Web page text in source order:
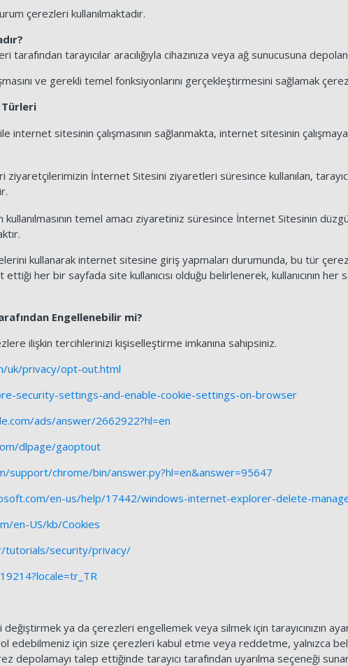
çerezleri kullanılmaktadır.
tarayıcılar aracılığıyla cihazınıza veya ağ sunucusuna
ve gerekli temel fonksiyonlarını gerçekleştirmesini sağlamak çerez
Türleri
internet sitesinin çalışmasının sağlanmakta, internet sitesinin
İnternet Sitesini ziyaretleri süresince kullanılan,
temel amacı ziyaretiniz süresince İnternet Sitesinin
kullanarak internet sitesine giriş yapmaları durumunda, bu tür
her bir sayfada site kullanıcısı olduğu belirlenerek, kullanıcının
Engellenebilir mi?
ilişkin tercihlerinizi kişiselleştirme imkanına sahipsiniz.
uk/privacy/opt-out.html
security-settings-and-enable-cookie-settings-on-browser
ads/answer/2662922?hl=en
dlpage/gaoptout
support/chrome/bin/answer.py?hl=en&answer=95647
en-us/help/17442/windows-internet-explorer-delete-
en-US/kb/Cookies
security/privacy/
ya da çerezleri engellemek veya silmek için tarayıcınızın
edebilmeniz için size çerezleri kabul etme veya reddetme, yalnızca
depolamayı talep ettiğinde tarayıcı tarafından uyarılma seçeneği